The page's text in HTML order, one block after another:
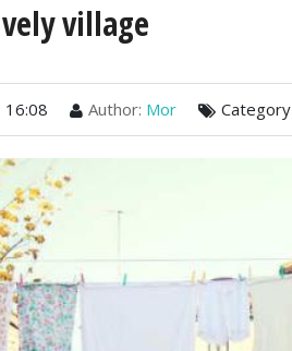
village
Author: Mor Category